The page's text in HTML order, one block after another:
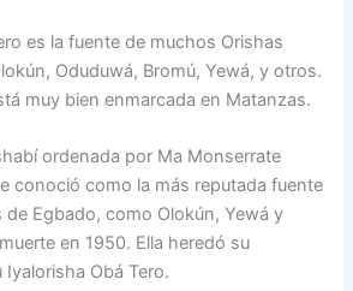
es la fuente de muchos Orishas
Oduduwá, Bromú, Yewá, y otros.
muy bien enmarcada en Matanzas.
ordenada por Ma Monserrate
conoció como la más reputada fuente
de Egbado, como Olokún, Yewá y
en 1950. Ella heredó su
Obá Tero.